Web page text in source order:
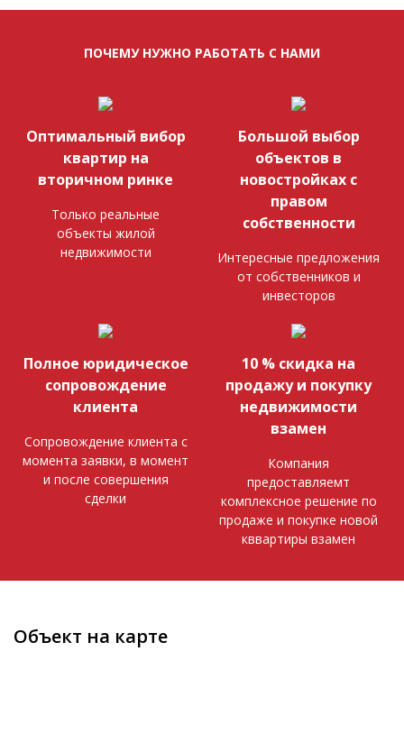
ПОЧЕМУ НУЖНО РАБОТАТЬ С НАМИ
Оптимальный вибор
квартир на
вторичном ринке
Только реальные
объекты жилой
недвижимости
Большой выбор
объектов в
новостройках с
правом
собственности
Интересные предложения
от собственников и
инвесторов
Полное юридическое
сопровождение
клиента
Сопровождение клиента с
момента заявки, в момент
и после совершения
сделки
10 % скидка на
продажу и покупку
недвижимости
взамен
Компания
предоставляемт
комплексное решение по
продаже и покупке новой
кввартиры взамен
Объект на карте